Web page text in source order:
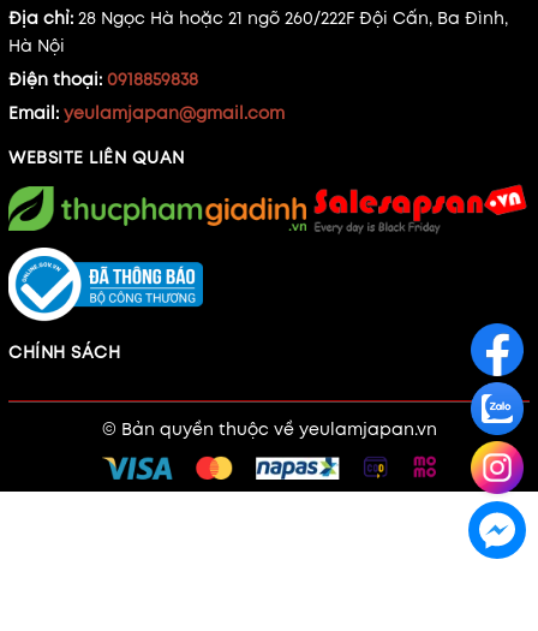
Địa chỉ: 28 Ngọc Hà hoặc 21 ngõ 260/222F Đội Cấn, Ba Đình,
Hà Nội
Điện thoại: 0918859838
Email: yeulamjapan@gmail.com
WEBSITE LIÊN QUAN
CHÍNH SÁCH
© Bản quyền thuộc về yeulamjapan.vn